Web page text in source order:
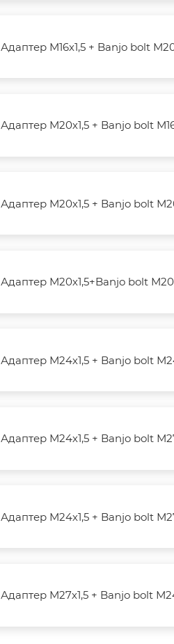
Адаптер М16х1,5 + Banjo bolt
Адаптер М20х1,5 + Banjo bolt
Адаптер М20х1,5 + Banjo bolt
Адаптер М20х1,5+Banjo bolt
Адаптер М24х1,5 + Banjo bolt
Адаптер М24х1,5 + Banjo bolt
Адаптер М24х1,5 + Banjo bolt
Адаптер М27х1,5 + Banjo bolt